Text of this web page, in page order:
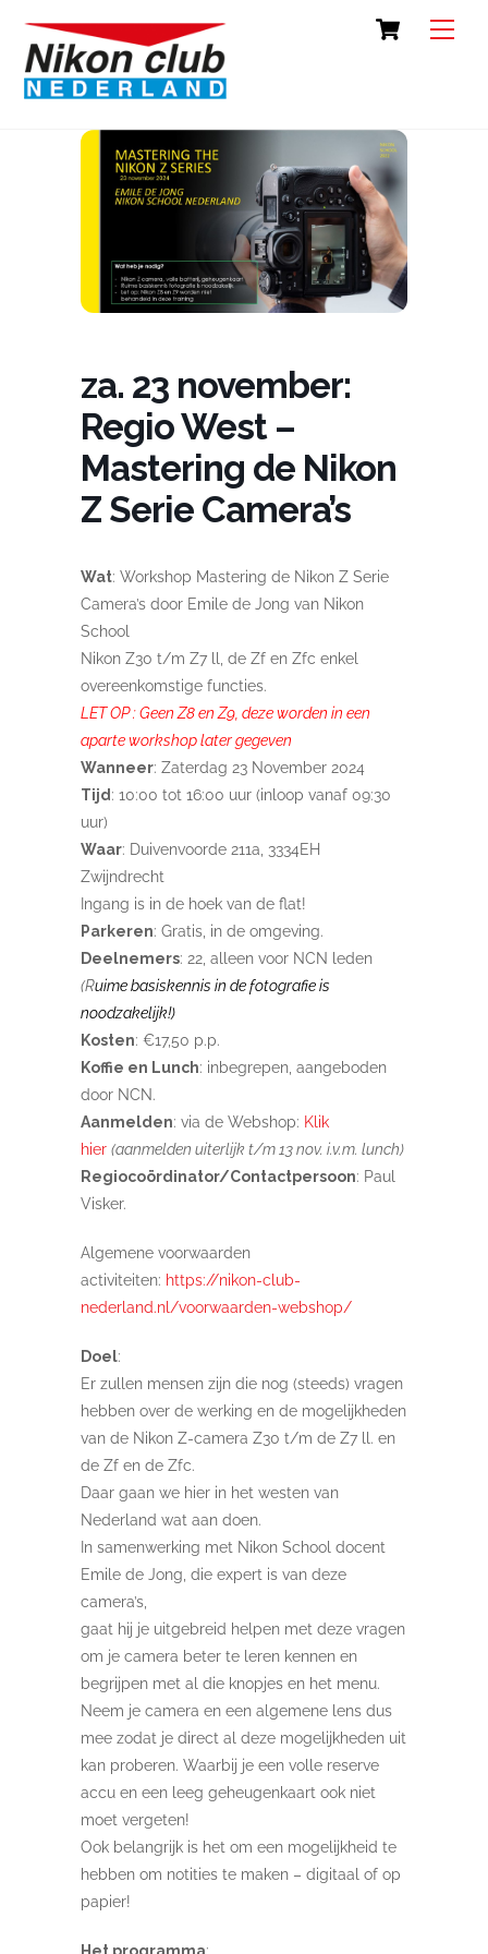
content
Cart
za. 23 november:
Regio West –
Mastering de Nikon
Z Serie Camera’s
Wat: Workshop Mastering de Nikon Z Serie
Camera’s door Emile de Jong van Nikon
School
Nikon Z30 t/m Z7 ll, de Zf en Zfc enkel
overeenkomstige functies.
LET OP : Geen Z8 en Z9, deze worden in een
aparte workshop later gegeven
Wanneer: Zaterdag 23 November 2024
Tijd: 10:00 tot 16:00 uur (inloop vanaf 09:30
uur)
Waar: Duivenvoorde 211a, 3334EH
Zwijndrecht
Ingang is in de hoek van de flat!
Parkeren: Gratis, in de omgeving.
Deelnemers: 22, alleen voor NCN leden
(Ruime basiskennis in de fotografie is
noodzakelijk!)
Kosten: €17,50 p.p.
Koffie en Lunch: inbegrepen, aangeboden
door NCN.
Aanmelden: via de Webshop: Klik
hier (aanmelden uiterlijk t/m 13 nov. i.v.m. lunch)
Regiocoördinator/Contactpersoon: Paul
Visker.
Algemene voorwaarden
activiteiten: https://nikon-club-
nederland.nl/voorwaarden-webshop/
Doel:
Er zullen mensen zijn die nog (steeds) vragen
hebben over de werking en de mogelijkheden
van de Nikon Z-camera Z30 t/m de Z7 ll. en
de Zf en de Zfc.
Daar gaan we hier in het westen van
Nederland wat aan doen.
In samenwerking met Nikon School docent
Emile de Jong, die expert is van deze
camera’s,
gaat hij je uitgebreid helpen met deze vragen
om je camera beter te leren kennen en
begrijpen met al die knopjes en het menu.
Neem je camera en een algemene lens dus
mee zodat je direct al deze mogelijkheden uit
kan proberen. Waarbij je een volle reserve
accu en een leeg geheugenkaart ook niet
moet vergeten!
Ook belangrijk is het om een mogelijkheid te
hebben om notities te maken – digitaal of op
papier!